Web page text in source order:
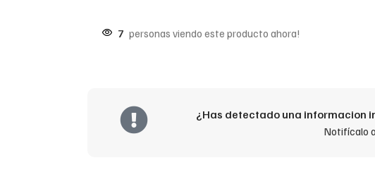
7 personas viendo este producto ahora!
¿Has detectado una informacion
Notifícalo